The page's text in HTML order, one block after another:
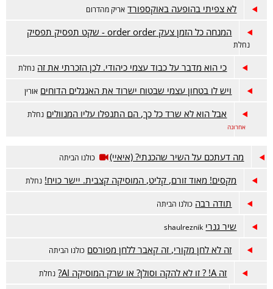
לא צפיתי בהופעה באוקספורד אריק מהדרום
המנחה כל הזמן צעק order order - שקט תפסיק תפסיק
נחלת
כי הוא מדבר על כבוד עצמי כיהודי. לכן הזכרתי את זה נחלת
ויש לו בטחון עצמי שבטוח ישרוד את האנגלים הדוחים אורין
אבל הוא לא שרד כל כך, הם התנפלו עליו המנוולים נחלת
אחרונה
מה דעתכם על השיר שהכנתי? (איאיי) כולנו הביתה
מקסים! מאוד זורם, קליט, המוסיקה קצבית. יישר כויח! נחלת
תודה רבה כולנו הביתה
שיר גנרי shaulreznik
זה לא לחן מקורי, זה קאבר ללחן מפורסם כולנו הביתה
זה A! ? זו לא להקה וסולן? או שרק המוסיקה AI? נחלת